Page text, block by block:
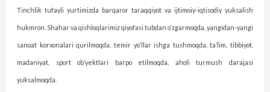
Tinchlik tufayli yurtimizda barqaror taraqqiyot va ijtimoiy-iqtisodiy yuksalish
hukm­ron. Shahar va qishloqlarimiz qiyofasi tubdan o‘zgarmoqda, yangidan-yangi
sanoat korxonalari qurilmoqda, temir yo‘llar ishga tushmoqda, ta’lim, tibbiyot,
madaniyat, sport ob’yektlari barpo etilmoqda, aholi turmush darajasi
yuksalmoqda.